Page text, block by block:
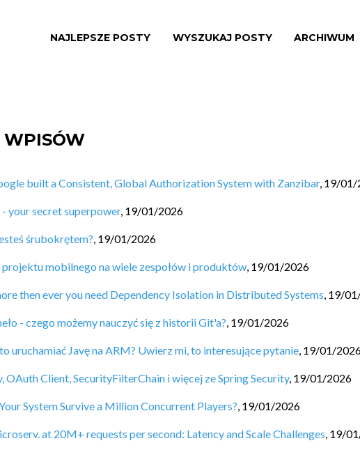
NAJLEPSZE POSTY WYSZUKAJ POSTY ARCHIWUM
built a Consistent, Global Authorization System with Zanzibar, 19/01/
your secret superpower, 19/01/2026
śrubokrętem?, 19/01/2026
mobilnego na wiele zespołów i produktów, 19/01/2026
then ever you need Dependency Isolation in Distributed Systems, 19/
- czego możemy nauczyć się z historii Git'a?, 19/01/2026
uruchamiać Javę na ARM? Uwierz mi, to interesujące pytanie, 19/01/
Client, SecurityFilterChain i więcej ze Spring Security, 19/01/2026
System Survive a Million Concurrent Players?, 19/01/2026
at 20M+ requests per second: Latency and Scale Challenges, 19/